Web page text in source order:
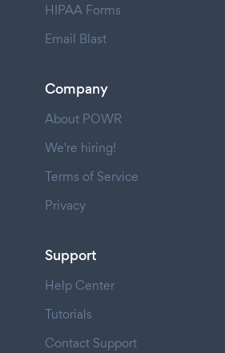
HIPAA Forms
Email Blast
Company
About POWR
We're hiring!
Terms of Service
Privacy
Support
Help Center
Tutorials
Contact Support